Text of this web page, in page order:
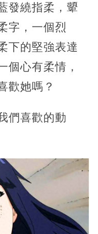
發繞指柔，顰
字，一個烈
下的堅強表達
個心有柔情，
歡她嗎？
們喜歡的動